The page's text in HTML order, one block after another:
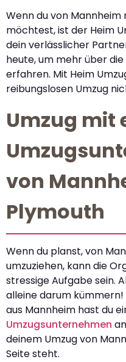
Wenn du von
möchtest, ist der Heim
dein verlässlicher
heute, um mehr über
erfahren. Mit Heim
reibungslosen Umzug
Umzug mit
von
Plymouth
Wenn du planst, von
umzuziehen, kann die
stressige Aufgabe sein.
alleine darum
aus Mannheim hast du
Umzugsunternehmen
deinem Umzug von
Seite steht.